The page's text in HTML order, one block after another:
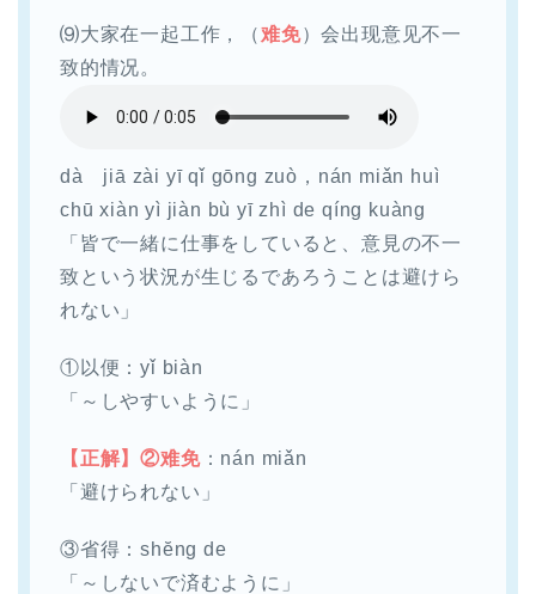
⑼大家在一起工作，（难免）会出现意见不一
致的情况。
dà jiā zài yī qǐ gōng zuò，nán miǎn huì
chū xiàn yì jiàn bù yī zhì de qíng kuàng
「皆で一緒に仕事をしていると、意見の不一
致という状況が生じるであろうことは避けら
れない」
①以便：yǐ biàn
「～しやすいように」
【正解】②难免：nán miǎn
「避けられない」
③省得：shĕng de
「～しないで済むように」